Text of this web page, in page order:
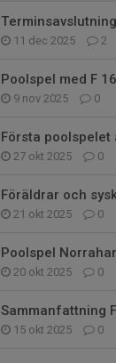
11 dec 2025 2
Poolspel med F 16
9 nov 2025 0
Första poolspelet
27 okt 2025 0
Föräldrar och
21 okt 2025 0
Poolspel
20 okt 2025 0
Sammanfattning
15 okt 2025 0